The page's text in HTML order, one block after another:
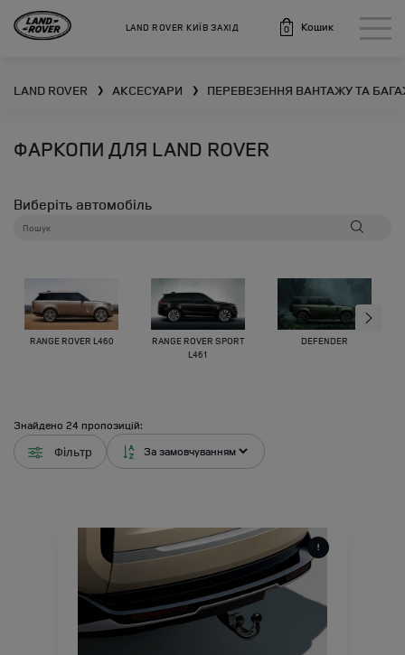
LAND ROVER КИЇВ ЗАХІД 0 Кошик
LAND ROVER ❯ АКСЕСУАРИ ❯ ПЕРЕВЕЗЕННЯ ВАНТАЖУ ТА
ФАРКОПИ ДЛЯ LAND ROVER
Виберіть автомобіль
RANGE ROVER L460
RANGE ROVER SPORT
L461
DEFENDER
Знайдено 24пропозицій:
Фільтр